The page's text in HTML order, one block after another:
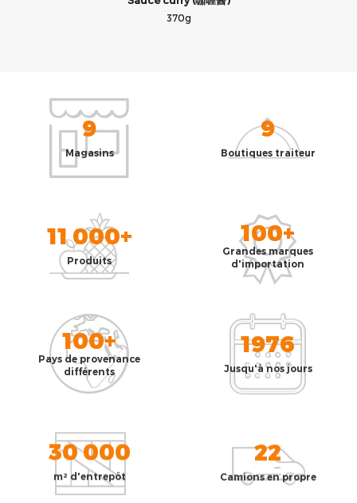
370g
9
Magasins
9
Boutiques traiteur
11 000+
Produits
100+
Grandes marques
d'importation
100+
Pays de provenance
différents
1976
Jusqu'à nos jours
30 000
m² d'entrepôt
22
Camions en propre